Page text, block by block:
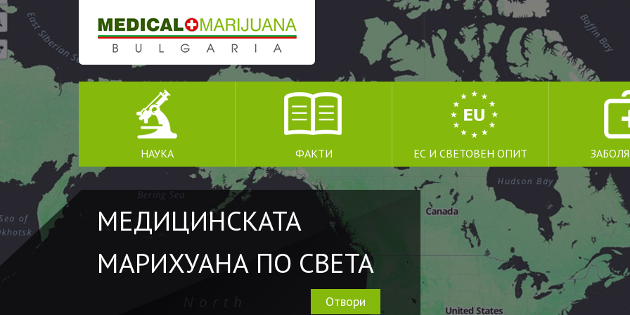
SKIP TO CONTENT
НАУКА ФАКТИ ЕС И СВЕТОВЕН ОПИТ
МЕДИЦИНСКАТА
МАРИХУАНА ПО СВЕТА
Отвори